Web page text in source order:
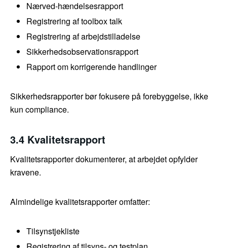
Nærved-hændelsesrapport
Registrering af toolbox talk
Registrering af arbejdstilladelse
Sikkerhedsobservationsrapport
Rapport om korrigerende handlinger
Sikkerhedsrapporter bør fokusere på forebyggelse, ikke
kun compliance.
3.4 Kvalitetsrapport
Kvalitetsrapporter dokumenterer, at arbejdet opfylder
kravene.
Almindelige kvalitetsrapporter omfatter:
Tilsynstjekliste